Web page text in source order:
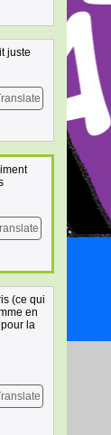
juste
(ce qui
en
la